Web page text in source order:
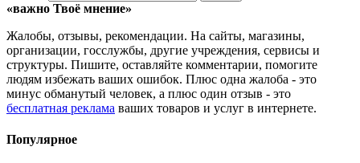
«важно Твоё мнение»
Жалобы, отзывы, рекомендации. На сайты, магазины,
организации, госслужбы, другие учреждения, сервисы и
структуры. Пишите, оставляйте комментарии, помогите
людям избежать ваших ошибок. Плюс одна жалоба - это
минус обманутый человек, а плюс один отзыв - это
бесплатная реклама ваших товаров и услуг в интернете.
Популярное